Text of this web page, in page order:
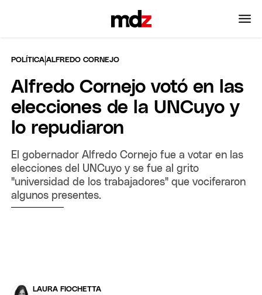
POLÍTICA |ALFREDO CORNEJO
Alfredo Cornejo votó en las
elecciones de la UNCuyo y
lo repudiaron
El gobernador Alfredo Cornejo fue a votar en las
elecciones del UNCuyo y se fue al grito
"universidad de los trabajadores" que vociferaron
algunos presentes.
LAURA FIOCHETTA